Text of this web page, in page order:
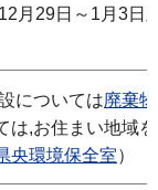
月29日～1月3日
については廃棄
は,お住まい地域
央環境保全室）